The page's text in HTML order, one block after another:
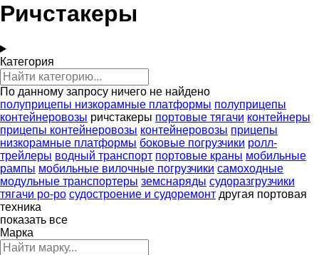
Ричстакеры
Категория
По данному запросу ничего не найдено
полуприцепы низкорамные платформы полуприцепы
контейнеровозы ричстакеры портовые тягачи контейнеры
прицепы контейнеровозы контейнеровозы прицепы
низкорамные платформы боковые погрузчики ролл-
трейлеры водный транспорт портовые краны мобильные
рампы мобильные вилочные погрузчики самоходные
модульные транспортеры земснаряды судоразгрузчики
тягачи ро-ро судостроение и судоремонт другая портовая
техника
показать все
Марка